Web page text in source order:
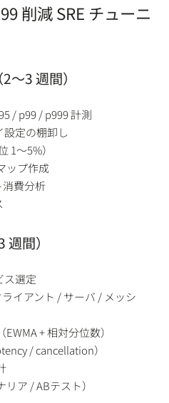
削減 SRE チューニ
〜3 週間）
/ p99 / p999 計測
設定の棚卸し
1〜5%）
ップ作成
消費分析
間）
ス選定
イアント / サーバ / メッシ
+ 相対分位数）
/ cancellation）
ア / ABテスト）